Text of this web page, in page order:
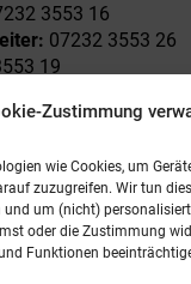
Zustimmung
wie Cookies, um
zuzugreifen. Wir tun
und um (nicht)
oder die Zustimmung
Funktionen
3553 16
07232 3553 26
19